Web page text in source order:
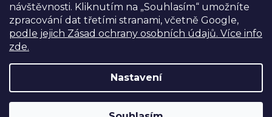
návštěvnosti. Kliknutím na „Souhlasím“ umožníte
zpracování dat třetími stranami, včetně Google,
podle jejich Zásad ochrany osobních údajů. Více info
zde.
Nastavení
Výdejní sklad Praha: PO–PÁ 8:00–16:00. Při objednání a
Copyright 2026FILM-TECHNIKA. Všechna práva vyhrazena.
Upravit nastavení cookies